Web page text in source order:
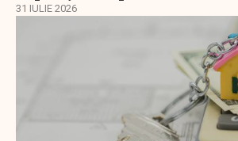
31 IULIE 2026